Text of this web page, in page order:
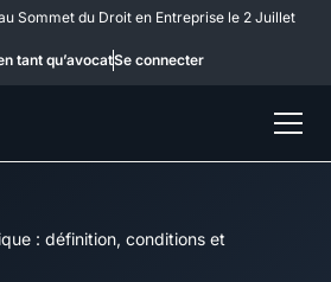
Sommet du Droit en Entreprise le 2 Juillet
tant qu’avocatSe connecter
: définition, conditions et